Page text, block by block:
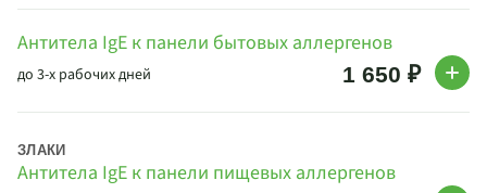
Антитела IgE к панели бытовых аллергенов
до 3-х рабочих дней 1 650 ₽
Антитела IgE к панели пищевых аллергенов
ЗЛАКИ